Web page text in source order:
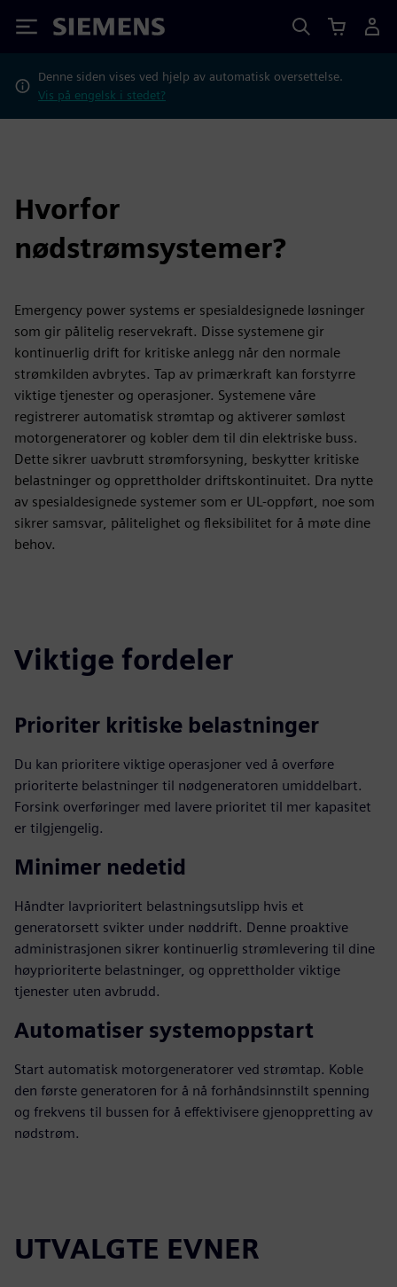
Siemens
Denne siden vises ved hjelp av automatisk oversettelse.
Vis på engelsk i stedet?
Hvorfor
nødstrømsystemer?
Emergency power systems er spesialdesignede løsninger
som gir pålitelig reservekraft. Disse systemene gir
kontinuerlig drift for kritiske anlegg når den normale
strømkilden avbrytes. Tap av primærkraft kan forstyrre
viktige tjenester og operasjoner. Systemene våre
registrerer automatisk strømtap og aktiverer sømløst
motorgeneratorer og kobler dem til din elektriske buss.
Dette sikrer uavbrutt strømforsyning, beskytter kritiske
belastninger og opprettholder driftskontinuitet. Dra nytte
av spesialdesignede systemer som er UL-oppført, noe som
sikrer samsvar, pålitelighet og fleksibilitet for å møte dine
behov.
Viktige fordeler
Prioriter kritiske belastninger
Du kan prioritere viktige operasjoner ved å overføre
prioriterte belastninger til nødgeneratoren umiddelbart.
Forsink overføringer med lavere prioritet til mer kapasitet
er tilgjengelig.
Minimer nedetid
Håndter lavprioritert belastningsutslipp hvis et
generatorsett svikter under nøddrift. Denne proaktive
administrasjonen sikrer kontinuerlig strømlevering til dine
høyprioriterte belastninger, og opprettholder viktige
tjenester uten avbrudd.
Automatiser systemoppstart
Start automatisk motorgeneratorer ved strømtap. Koble
den første generatoren for å nå forhåndsinnstilt spenning
og frekvens til bussen for å effektivisere gjenoppretting av
nødstrøm.
UTVALGTE EVNER